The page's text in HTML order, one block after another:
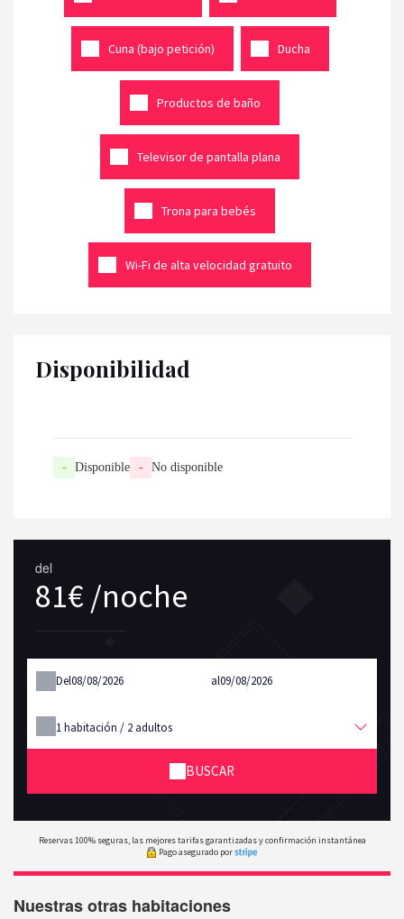
Cuna (bajo petición) Ducha
Productos de baño
Televisor de pantalla plana
Trona para bebés
Wi-Fi de alta velocidad gratuito
Disponibilidad
- Disponible - No disponible
del
81€ /noche
Del al
1habitación / 2 adultos
BUSCAR
Reservas 100% seguras, las mejores tarifas garantizadas y confirmación instantánea
Pago asegurado por
Nuestras otras habitaciones